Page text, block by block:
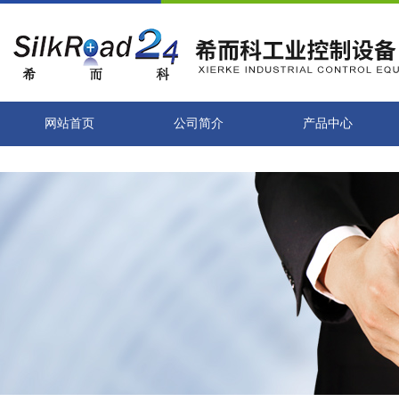
网站首页 公司简介 产品中心